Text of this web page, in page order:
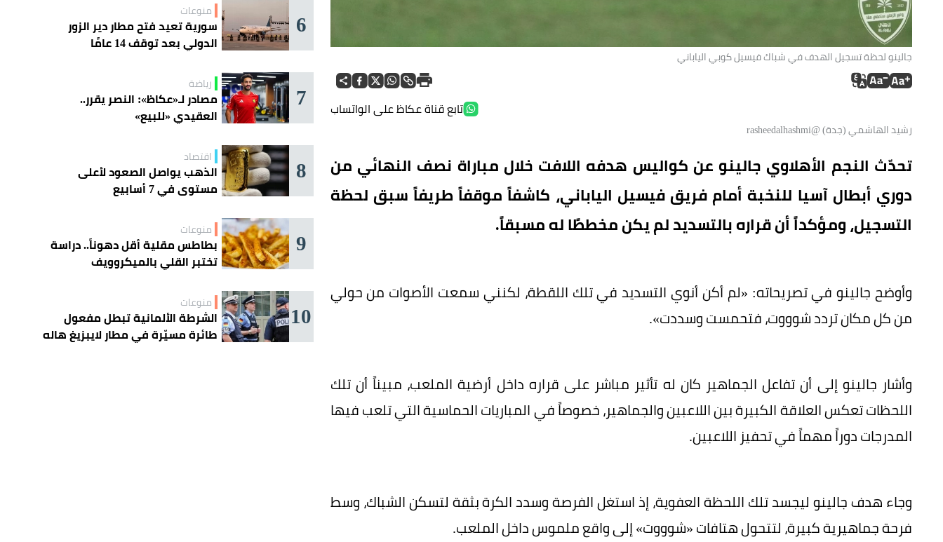
جالينو لحظة تسجيل الهدف في شباك فيسيل كوبي الياباني
تابع قناة عكاظ على الواتساب
رشيد الهاشمي (جدة) @rasheedalhashmi
تحدّث النجم الأهلاوي جالينو عن كواليس هدفه اللافت خلال مباراة نصف النهائي من
دوري أبطال آسيا للنخبة أمام فريق فيسيل الياباني، كاشفاً موقفاً طريفاً سبق لحظة
التسجيل، ومؤكداً أن قراره بالتسديد لم يكن مخططًا له مسبقاً.
وأوضح جالينو في تصريحاته: «لم أكن أنوي التسديد في تلك اللقطة، لكنني سمعت الأصوات من حولي
من كل مكان تردد شوووت، فتحمست وسددت».
وأشار جالينو إلى أن تفاعل الجماهير كان له تأثير مباشر على قراره داخل أرضية الملعب، مبيناً أن تلك
اللحظات تعكس العلاقة الكبيرة بين اللاعبين والجماهير، خصوصاً في المباريات الحماسية التي تلعب فيها
المدرجات دوراً مهماً في تحفيز اللاعبين.
وجاء هدف جالينو ليجسد تلك اللحظة العفوية، إذ استغل الفرصة وسدد الكرة بثقة لتسكن الشباك، وسط
فرحة جماهيرية كبيرة، لتتحول هتافات «شوووت» إلى واقع ملموس داخل الملعب.
6 منوعات
سورية تعيد فتح مطار دير الزور
الدولي بعد توقف 14 عامًا
7 رياضة
مصادر لـ«عكاظ»: النصر يقرر..
العقيدي «للبيع»
8 اقتصاد
الذهب يواصل الصعود لأعلى
مستوى في 7 أسابيع
9 منوعات
بطاطس مقلية أقل دهوناً.. دراسة
تختبر القلي بالميكروويف
10 منوعات
الشرطة الألمانية تبطل مفعول
طائرة مسيّرة في مطار لايبزيغ هاله